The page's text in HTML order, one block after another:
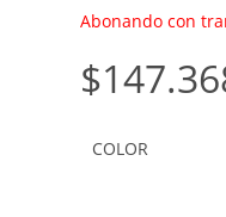
Abonando con
$
COLOR